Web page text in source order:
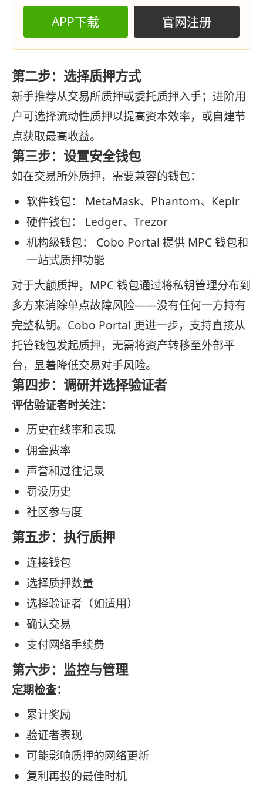
APP下载 官网注册
第二步：选择质押方式
新手推荐从交易所质押或委托质押入手；进阶用
户可选择流动性质押以提高资本效率，或自建节
点获取最高收益。
第三步：设置安全钱包
如在交易所外质押，需要兼容的钱包：
软件钱包： MetaMask、Phantom、Keplr
硬件钱包： Ledger、Trezor
机构级钱包： Cobo Portal 提供 MPC 钱包和
一站式质押功能
对于大额质押，MPC 钱包通过将私钥管理分布到
多方来消除单点故障风险——没有任何一方持有
完整私钥。Cobo Portal 更进一步，支持直接从
托管钱包发起质押，无需将资产转移至外部平
台，显着降低交易对手风险。
第四步：调研并选择验证者
评估验证者时关注：
历史在线率和表现
佣金费率
声誉和过往记录
罚没历史
社区参与度
第五步：执行质押
连接钱包
选择质押数量
选择验证者（如适用）
确认交易
支付网络手续费
第六步：监控与管理
定期检查：
累计奖励
验证者表现
可能影响质押的网络更新
复利再投的最佳时机